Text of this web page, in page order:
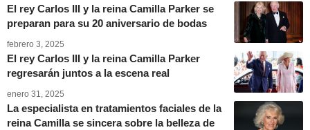
El rey Carlos III y la reina Camilla Parker se
preparan para su 20 aniversario de bodas
febrero 3, 2025
El rey Carlos III y la reina Camilla Parker
regresarán juntos a la escena real
enero 31, 2025
La especialista en tratamientos faciales de la
reina Camilla se sincera sobre la belleza de